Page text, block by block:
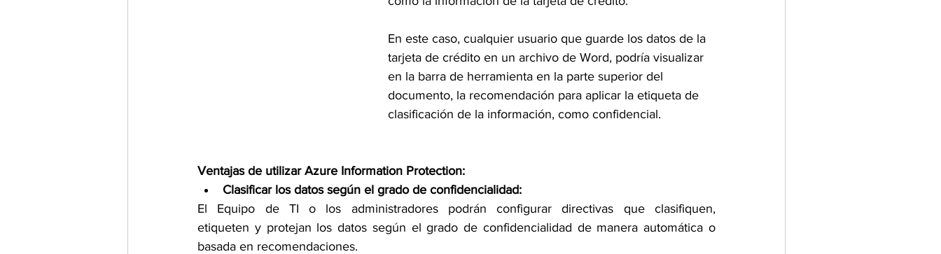
En este caso, cualquier usuario que guarde los datos de la
tarjeta de crédito en un archivo de Word, podría visualizar
en la barra de herramienta en la parte superior del
documento, la recomendación para aplicar la etiqueta de
clasificación de la información, como confidencial.
Ventajas de utilizar Azure Information Protection:
Clasificar los datos según el grado de confidencialidad:
El Equipo de TI o los administradores podrán configurar directivas que clasifiquen,
etiqueten y protejan los datos según el grado de confidencialidad de manera automática o
basada en recomendaciones.